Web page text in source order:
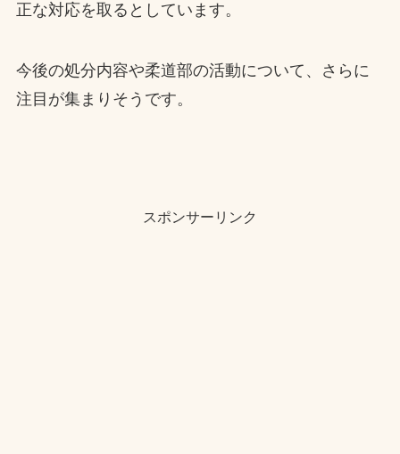
正な対応を取るとしています。
今後の処分内容や柔道部の活動について、さらに
注目が集まりそうです。
スポンサーリンク